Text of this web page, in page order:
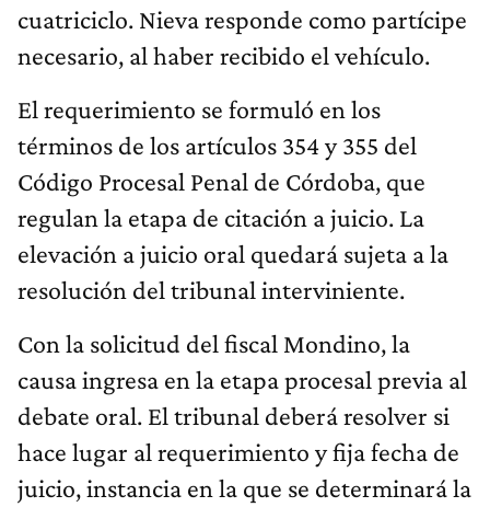
cuatriciclo. Nieva responde como partícipe
necesario, al haber recibido el vehículo.
El requerimiento se formuló en los
términos de los artículos 354 y 355 del
Código Procesal Penal de Córdoba, que
regulan la etapa de citación a juicio. La
elevación a juicio oral quedará sujeta a la
resolución del tribunal interviniente.
Con la solicitud del fiscal Mondino, la
causa ingresa en la etapa procesal previa al
debate oral. El tribunal deberá resolver si
hace lugar al requerimiento y fija fecha de
juicio, instancia en la que se determinará la